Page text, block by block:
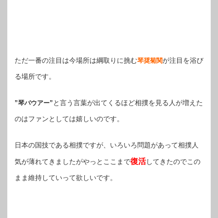
ただ一番の注目は今場所は綱取りに挑む琴奨菊関が注目を浴び
る場所です。
”琴バウアー” と言う言葉が出てくるほど相撲を見る人が増えた
のはファンとしては嬉しいのです。
日本の国技である相撲ですが、いろいろ問題があって相撲人
気が薄れてきましたがやっとここまで復活してきたのでこの
まま維持していって欲しいです。